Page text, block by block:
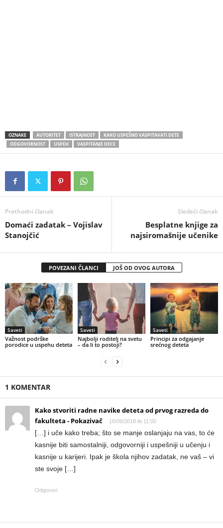
OZNAKE AUTORITET ISTRAJNOST
KAKO USPEŠNO VASPITAVATI DETE
ODGOVORNOST
USPEH VASPITANJE DECE
Prethodni članak
Domaći zadatak – Vojislav
Stanojčić
Sledeći članak
Besplatne knjige za
najsiromašnije učenike
POVEZANI ČLANCI JOŠ OD OVOG AUTORA
Saveti
Važnost podrške
porodice u uspehu deteta
Saveti
Najbolji roditelj na svetu
– da li to postoji?
Saveti
Principi za odgajanje
srećnog deteta
1 KOMENTAR
Kako stvoriti radne navike deteta od prvog razreda do
fakulteta - Pokazivač
16/09/2018 At 11:00
[…] i uče kako treba; što se manje oslanjaju na vas, to će
kasnije biti samostalniji, odgovorniji i uspešniji u učenju i
kasnije u karijeri. Ipak je škola njihov zadatak, ne vaš – vi
ste svoje […]
Odgovori